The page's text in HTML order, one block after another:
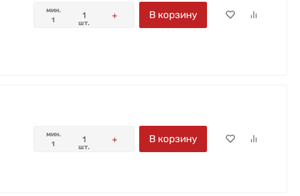
мин.
1
шт.
В корзину
мин.
1
шт.
В корзину